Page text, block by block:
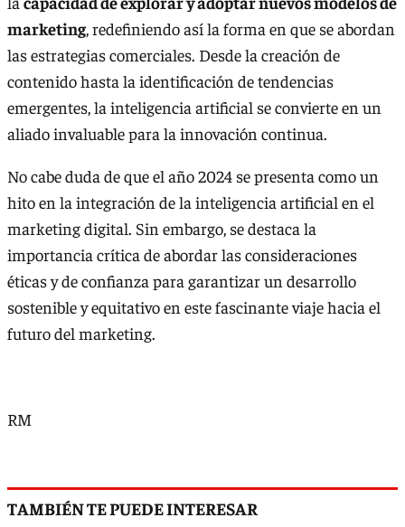
marketing, redefiniendo así la forma en que se abordan
las estrategias comerciales. Desde la creación de
contenido hasta la identificación de tendencias
emergentes, la inteligencia artificial se convierte en un
aliado invaluable para la innovación continua.
No cabe duda de que el año 2024 se presenta como un
hito en la integración de la inteligencia artificial en el
marketing digital. Sin embargo, se destaca la
importancia crítica de abordar las consideraciones
éticas y de confianza para garantizar un desarrollo
sostenible y equitativo en este fascinante viaje hacia el
futuro del marketing.
RM
TAMBIÉN TE PUEDE INTERESAR